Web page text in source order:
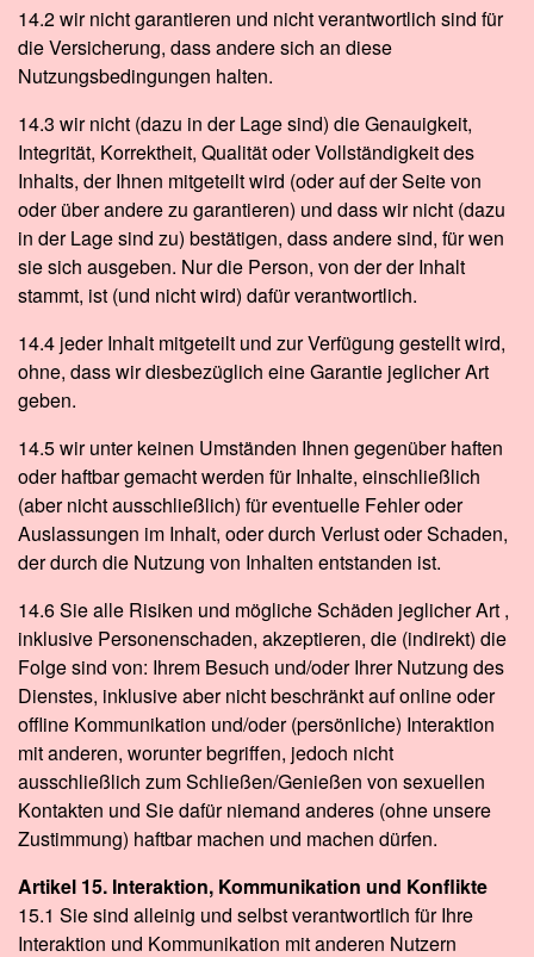
14.2 wir nicht garantieren und nicht verantwortlich sind für
die Versicherung, dass andere sich an diese
Nutzungsbedingungen halten.
14.3 wir nicht (dazu in der Lage sind) die Genauigkeit,
Integrität, Korrektheit, Qualität oder Vollständigkeit des
Inhalts, der Ihnen mitgeteilt wird (oder auf der Seite von
oder über andere zu garantieren) und dass wir nicht (dazu
in der Lage sind zu) bestätigen, dass andere sind, für wen
sie sich ausgeben. Nur die Person, von der der Inhalt
stammt, ist (und nicht wird) dafür verantwortlich.
14.4 jeder Inhalt mitgeteilt und zur Verfügung gestellt wird,
ohne, dass wir diesbezüglich eine Garantie jeglicher Art
geben.
14.5 wir unter keinen Umständen Ihnen gegenüber haften
oder haftbar gemacht werden für Inhalte, einschließlich
(aber nicht ausschließlich) für eventuelle Fehler oder
Auslassungen im Inhalt, oder durch Verlust oder Schaden,
der durch die Nutzung von Inhalten entstanden ist.
14.6 Sie alle Risiken und mögliche Schäden jeglicher Art ,
inklusive Personenschaden, akzeptieren, die (indirekt) die
Folge sind von: Ihrem Besuch und/oder Ihrer Nutzung des
Dienstes, inklusive aber nicht beschränkt auf online oder
offline Kommunikation und/oder (persönliche) Interaktion
mit anderen, worunter begriffen, jedoch nicht
ausschließlich zum Schließen/Genießen von sexuellen
Kontakten und Sie dafür niemand anderes (ohne unsere
Zustimmung) haftbar machen und machen dürfen.
Artikel 15. Interaktion, Kommunikation und Konflikte
15.1 Sie sind alleinig und selbst verantwortlich für Ihre
Interaktion und Kommunikation mit anderen Nutzern